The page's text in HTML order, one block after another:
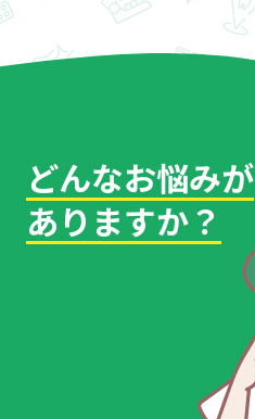
どんなお悩みが
ありますか？